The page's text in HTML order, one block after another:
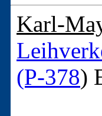
Karl-
(P-378)